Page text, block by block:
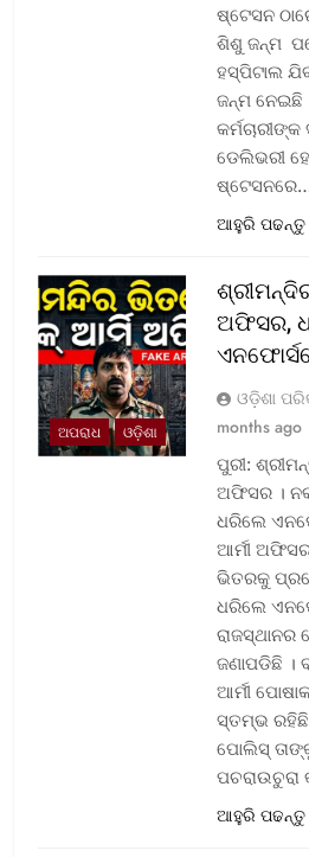
ଷ୍ଟେସନ
ଶିଶୁ ଜନ୍ମ
ହସ୍ପିଟାଲ
ଜନ୍ମ ନେଇଛି
ଡେଲିଭରୀ
ଆହୁରି ପଢନ୍ତୁ
ଅପରାଧ ଓଡ଼ିଶା
ଅଫିସର,
ଓଡ଼ିଶା
months ago
ପୁରୀ:
ଅଫିସର ।
ଧରିଲେ
ଆର୍ମୀ
ଭିତରକୁ
ଧରିଲେ
ଜଣାପଡିଛି ।
ଆର୍ମୀ
ସ୍ତମ୍ଭ ରହିଛି
ପୋଲିସ୍
ପଚରାଉଚୁରା
ଆହୁରି ପଢନ୍ତୁ